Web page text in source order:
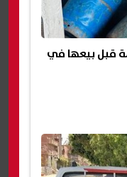
قبل بيعها في